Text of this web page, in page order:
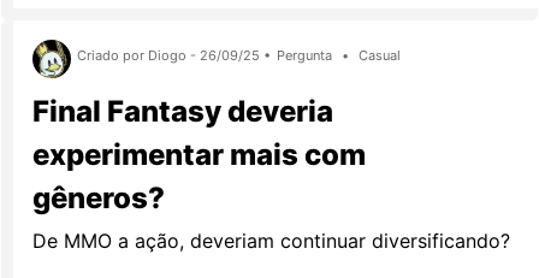
Criado por Diogo - 26/09/25 • Pergunta • Casual
Final Fantasy deveria
experimentar mais com
gêneros?
De MMO a ação, deveriam continuar diversificando?